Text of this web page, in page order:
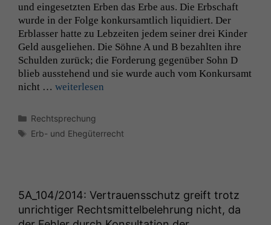
und einge­set­zten Erben das Erbe aus. Die Erb­schaft
wurde in der Folge konkur­samtlich liq­ui­diert. Der
Erblass­er hat­te zu Lebzeit­en jedem sein­er drei Kinder
Geld aus­geliehen. Die Söhne A und B bezahlten ihre
Schulden zurück; die Forderung gegenüber Sohn D
blieb ausste­hend und sie wurde auch vom Konkur­samt
nicht … weit­er­lesen
Kategorien
Rechtsprechung
Schlagwörter
Erb- und Ehegüterrecht
5A_104/2014: Vertrauensschutz greift trotz
unrichtiger Rechtsmittelbelehrung nicht, da
Notwendige
Cookies
Cookies sind
nicht
Statistiken
Um unsere